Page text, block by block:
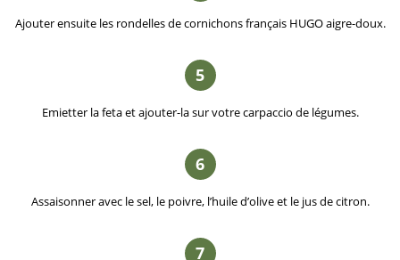
Ajouter ensuite les rondelles de cornichons français HUGO aigre-doux.
5
Emietter la feta et ajouter-la sur votre carpaccio de légumes.
6
Assaisonner avec le sel, le poivre, l’huile d’olive et le jus de citron.
7